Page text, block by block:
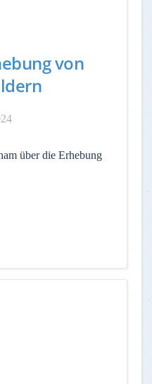
von
über die Erhebung